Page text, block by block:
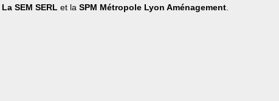
La SEM SERL et la SPM Métropole Lyon Aménagement